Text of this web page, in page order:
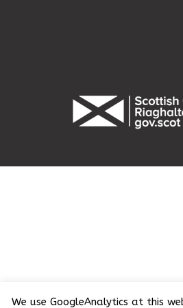
We use GoogleAnalytics at this